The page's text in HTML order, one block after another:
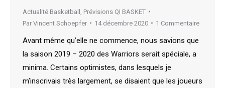
Actualité Basketball Prévisions QI BASKET
Par Vincent Schoepfer 14 décembre 2020 1 Commentaire
Avant même qu’elle ne commence, nous savions que
la saison 2019 – 2020 des Warriors serait spéciale, a
minima. Certains optimistes, dans lesquels je
m’inscrivais très largement, se disaient que les joueurs